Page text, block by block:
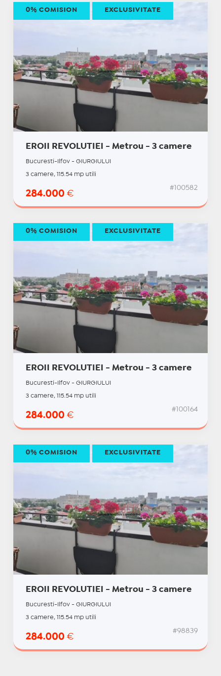
EROII REVOLUTIEI - Metrou - 3 camere
Bucuresti-Ilfov - GIURGIULUI
3 camere, 115.54 mp utili
284.000 €
#100582
0% COMISION EXCLUSIVITATE
EROII REVOLUTIEI - Metrou - 3 camere
Bucuresti-Ilfov - GIURGIULUI
3 camere, 115.54 mp utili
284.000 €
#100164
0% COMISION EXCLUSIVITATE
EROII REVOLUTIEI - Metrou - 3 camere
Bucuresti-Ilfov - GIURGIULUI
3 camere, 115.54 mp utili
284.000 €
#98839
0% COMISION EXCLUSIVITATE